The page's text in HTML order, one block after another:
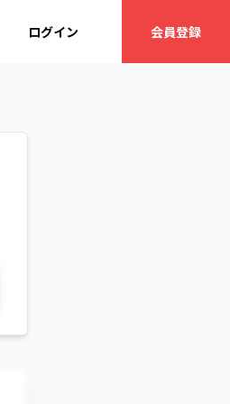
ログイン 会員登録